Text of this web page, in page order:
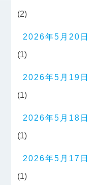
(2)
2026年5月20日
(1)
2026年5月19日
(1)
2026年5月18日
(1)
2026年5月17日
(1)